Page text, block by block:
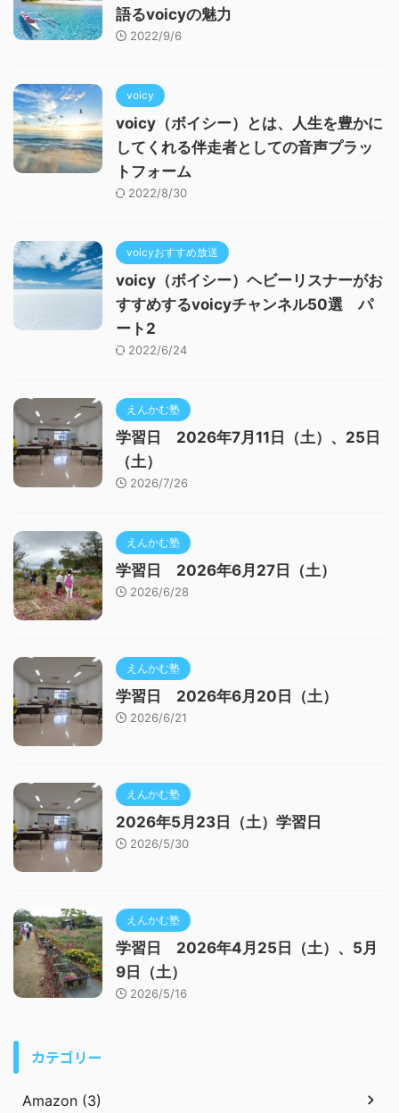
語るvoicyの魅力
2022/9/6
voicy
voicy（ボイシー）とは、人生を豊かに
してくれる伴走者としての音声プラッ
トフォーム
2022/8/30
voicyおすすめ放送
voicy（ボイシー）ヘビーリスナーがお
すすめするvoicyチャンネル50選 パ
ート2
2022/6/24
えんかむ塾
学習日 2026年7月11日（土）、25日
（土）
2026/7/26
えんかむ塾
学習日 2026年6月27日（土）
2026/6/28
えんかむ塾
学習日 2026年6月20日（土）
2026/6/21
えんかむ塾
2026年5月23日（土）学習日
2026/5/30
えんかむ塾
学習日 2026年4月25日（土）、5月
9日（土）
2026/5/16
カテゴリー
Amazon (3)